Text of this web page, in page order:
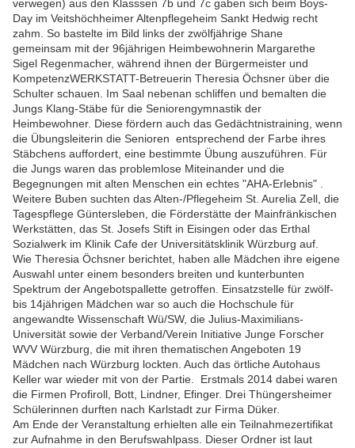
verwegen) aus den Klasssen 7b und 7c gaben sich beim Boys-
Day im Veitshöchheimer Altenpflegeheim Sankt Hedwig recht
zahm. So bastelte im Bild links der zwölfjährige Shane
gemeinsam mit der 96jährigen Heimbewohnerin Margarethe
Sigel Regenmacher, während ihnen der Bürgermeister und
KompetenzWERKSTATT-Betreuerin Theresia Öchsner über die
Schulter schauen. Im Saal nebenan schliffen und bemalten die
Jungs Klang-Stäbe für die Seniorengymnastik der
Heimbewohner. Diese fördern auch das Gedächtnistraining, wenn
die Übungsleiterin die Senioren entsprechend der Farbe ihres
Stäbchens auffordert, eine bestimmte Übung auszuführen. Für
die Jungs waren das problemlose Miteinander und die
Begegnungen mit alten Menschen ein echtes "AHA-Erlebnis" .
Weitere Buben suchten das Alten-/Pflegeheim St. Aurelia Zell, die
Tagespflege Güntersleben, die Förderstätte der Mainfränkischen
Werkstätten, das St. Josefs Stift in Eisingen oder das Erthal
Sozialwerk im Klinik Cafe der Universitätsklinik Würzburg auf.
Wie Theresia Öchsner berichtet, haben alle Mädchen ihre eigene
Auswahl unter einem besonders breiten und kunterbunten
Spektrum der Angebotspallette getroffen. Einsatzstelle für zwölf-
bis 14jährigen Mädchen war so auch die Hochschule für
angewandte Wissenschaft Wü/SW, die Julius-Maximilians-
Universität sowie der Verband/Verein Initiative Junge Forscher
WVV Würzburg, die mit ihren thematischen Angeboten 19
Mädchen nach Würzburg lockten. Auch das örtliche Autohaus
Keller war wieder mit von der Partie. Erstmals 2014 dabei waren
die Firmen Profiroll, Bott, Lindner, Efinger. Drei Thüngersheimer
Schülerinnen durften nach Karlstadt zur Firma Düker.
Am Ende der Veranstaltung erhielten alle ein Teilnahmezertifikat
zur Aufnahme in den Berufswahlpass. Dieser Ordner ist laut